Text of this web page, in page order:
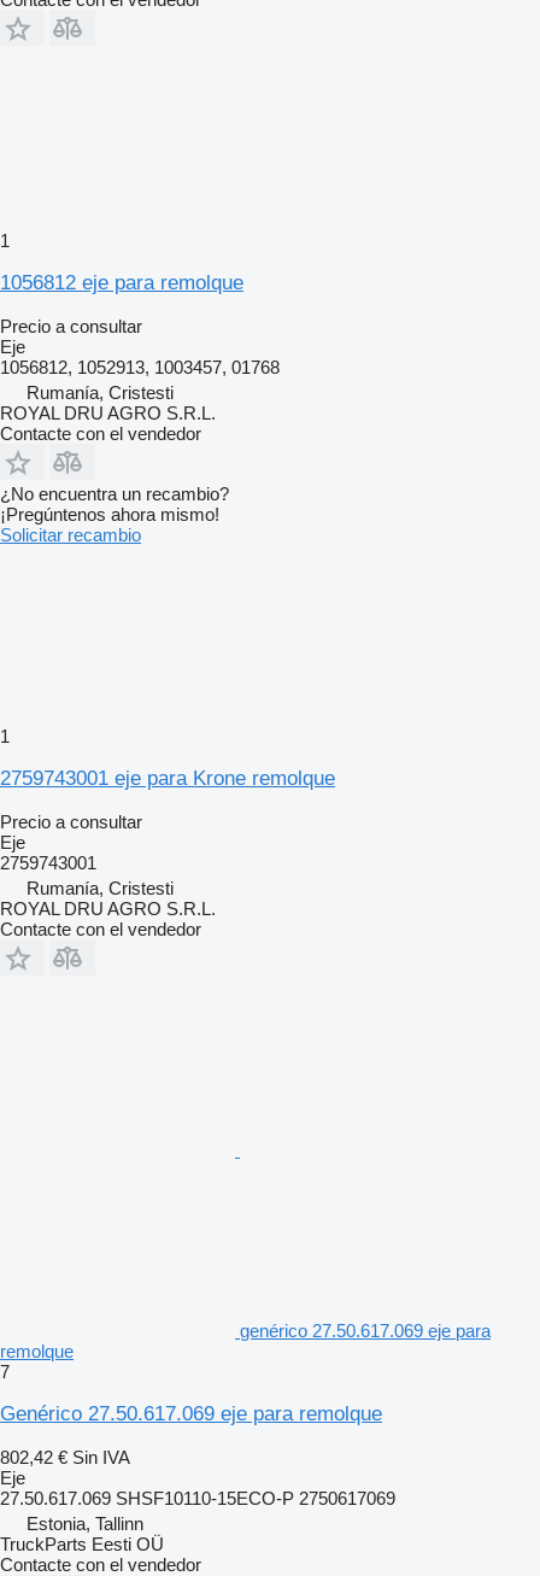
1
1056812 eje para remolque
Precio a consultar
Eje
1056812, 1052913, 1003457, 01768
Rumanía, Cristesti
ROYAL DRU AGRO S.R.L.
Contacte con el vendedor
¿No encuentra un recambio?
¡Pregúntenos ahora mismo!
Solicitar recambio
1
2759743001 eje para Krone remolque
Precio a consultar
Eje
2759743001
Rumanía, Cristesti
ROYAL DRU AGRO S.R.L.
Contacte con el vendedor
genérico 27.50.617.069 eje para
remolque
7
Genérico 27.50.617.069 eje para remolque
802,42 € Sin IVA
Eje
27.50.617.069 SHSF10110-15ECO-P 2750617069
Estonia, Tallinn
TruckParts Eesti OÜ
Contacte con el vendedor